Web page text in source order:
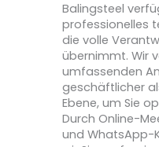
Balingsteel
professionelles
die volle
übernimmt. Wir
umfassenden
geschäftlicher
Ebene, um Sie
Durch Online-
und WhatsApp-